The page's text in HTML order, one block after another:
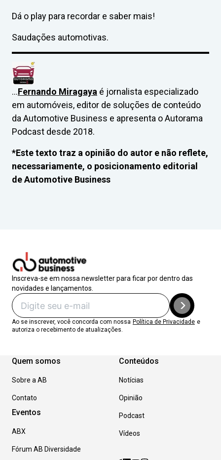
Dá o play para recordar e saber mais!
Saudações automotivas.
…Fernando Miragaya é jornalista especializado
em automóveis, editor de soluções de conteúdo
da Automotive Business e apresenta o Autorama
Podcast desde 2018.
*Este texto traz a opinião do autor e não reflete,
necessariamente, o posicionamento editorial
de Automotive Business
Inscreva-se em nossa newsletter para ficar por dentro das
novidades e lançamentos.
Ao se inscrever, você concorda com nossa Política de Privacidade e
autoriza o recebimento de atualizações.
Quem somos
Sobre a AB
Contato
Eventos
ABX
Fórum AB Diversidade
Conteúdos
Notícias
Opinião
Podcast
Vídeos